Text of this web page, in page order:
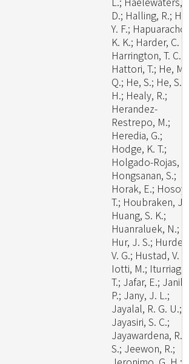
D.; Halling, R.;
Y. F.;
K. K.; Harder, C.
Harrington, T. C.;
Hattori, T.; He, M.
Q.; He, S.; He, S.
H.; Healy, R.;
Herandez-
Restrepo, M.;
Heredia, G.;
Hodge, K. T.;
Holgado-Rojas,
Hongsanan, S.;
Horak, E.;
T.; Houbraken, J.;
Huang, S. K.;
Huanraluek, N.;
Hur, J. S.;
V. G.; Hustad, V.
Iotti, M.; Iturriaga,
T.; Jafar, E.; Janik,
P.; Jany, J. L.;
Jayalal, R. G. U.;
Jayasiri, S. C.;
Jayawardena, R.
S.; Jeewon, R.;